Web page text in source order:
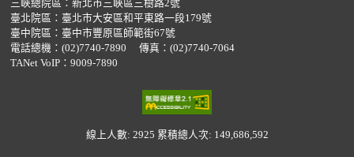
三峽總院區：新北市三峽區三樹路2號
臺北院區：臺北市大安區和平東路一段179號
臺中院區：臺中市豐原區師範街67號
電話總機： (02)7740-7890
傳真：(02)7740-7064
TANet VoIP：9009-7890
線上人數: 2925 累積總人次: 149,686,592